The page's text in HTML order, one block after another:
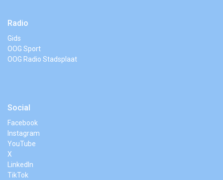
Radio
Gids
OOG Sport
OOG Radio Stadsplaat
Social
Facebook
Instagram
YouTube
X
LinkedIn
TikTok